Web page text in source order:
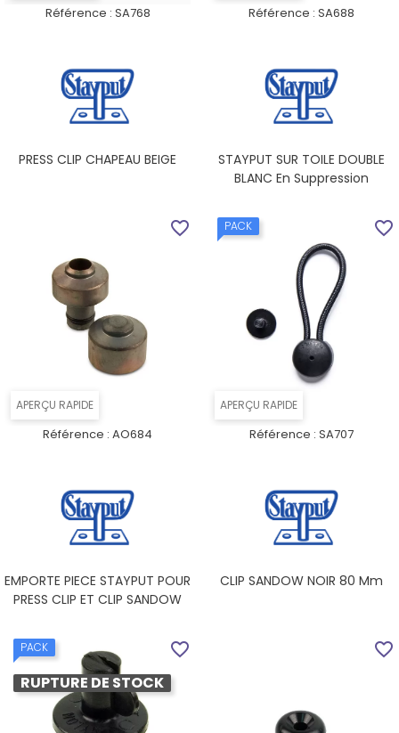
Référence : SA768
PRESS CLIP CHAPEAU BEIGE
Référence : SA688
STAYPUT SUR TOILE DOUBLE
BLANC En Suppression
APERÇU RAPIDE
Référence : AO684
EMPORTE PIECE STAYPUT POUR
PRESS CLIP ET CLIP SANDOW
favorite_border
APERÇU RAPIDE
PACK
Référence : SA707
CLIP SANDOW NOIR 80 Mm
favorite_border
PACK
RUPTURE DE STOCK
favorite_border favorite_border